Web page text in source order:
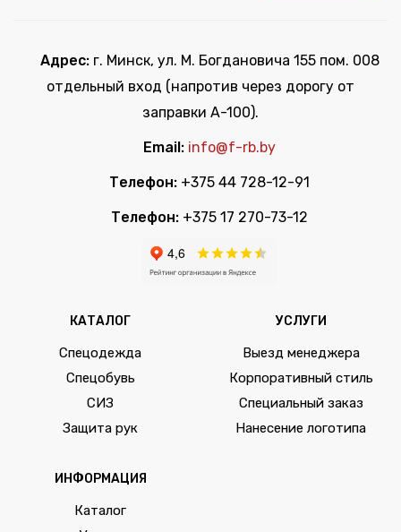
Адрес:г. Минск, ул. М. Богдановича 155 пом. 008
отдельный вход (напротив через дорогу от
заправки А-100).
Email: info@f-rb.by
Телефон: +375 44 728-12-91
Телефон: +375 17 270-73-12
КАТАЛОГ
Спецодежда
Спецобувь
СИЗ
Защита рук
УСЛУГИ
Выезд менеджера
Корпоративный стиль
Специальный заказ
Нанесение логотипа
ИНФОРМАЦИЯ
Каталог